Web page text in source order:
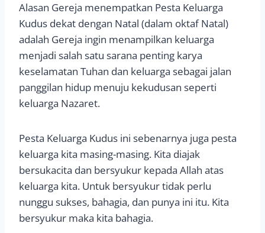
Alasan Gereja menempatkan Pesta Keluarga
Kudus dekat dengan Natal (dalam oktaf Natal)
adalah Gereja ingin menampilkan keluarga
menjadi salah satu sarana penting karya
keselamatan Tuhan dan keluarga sebagai jalan
panggilan hidup menuju kekudusan seperti
keluarga Nazaret.
Pesta Keluarga Kudus ini sebenarnya juga pesta
keluarga kita masing-masing. Kita diajak
bersukacita dan bersyukur kepada Allah atas
keluarga kita. Untuk bersyukur tidak perlu
nunggu sukses, bahagia, dan punya ini itu. Kita
bersyukur maka kita bahagia.